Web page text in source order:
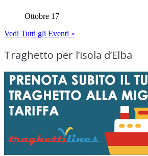
Ottobre 17
Vedi Tutti gli Eventi »
Traghetto per l’isola d’Elba